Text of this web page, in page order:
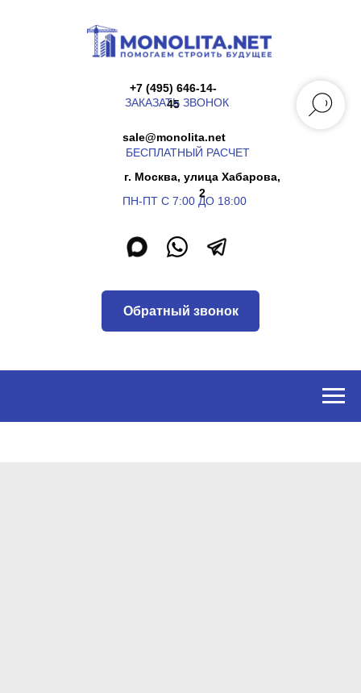
г. Москва, улица Хабарова,
ПН-ПТ С 7:00 ДО 18:00
45
ЗАКАЗАТЬ ЗВОНОК
БЕСПЛАТНЫЙ РАСЧЕТ